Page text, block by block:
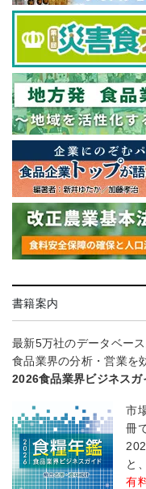
書籍案内
最新5万社のデータベース
食品業界の分析・営業を
2026食品業界ビジネスガ
市
冊
と
有